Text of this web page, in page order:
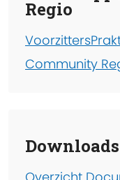
Regio
Voorzitters
Community
Downloads